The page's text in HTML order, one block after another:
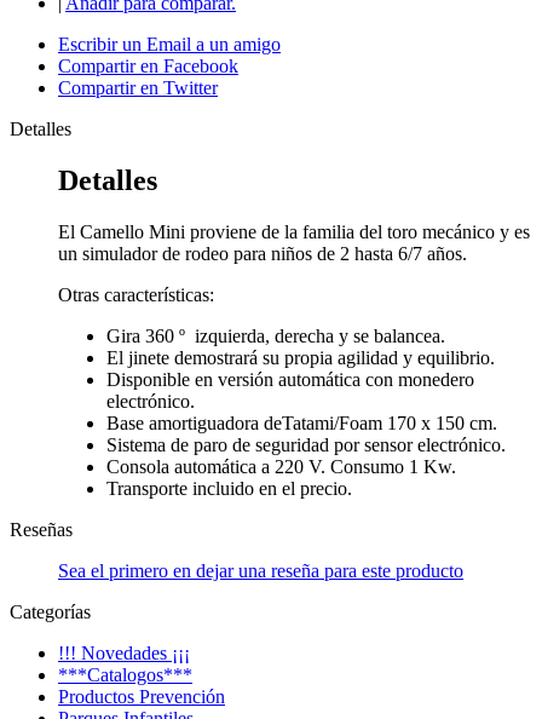
Escribir un Email a un amigo
Compartir en Facebook
Compartir en Twitter
Detalles
Detalles
El Camello Mini proviene de la familia del toro mecánico y es
un simulador de rodeo para niños de 2 hasta 6/7 años.
Otras características:
Gira 360 º izquierda, derecha y se balancea.
El jinete demostrará su propia agilidad y equilibrio.
Disponible en versión automática con monedero
electrónico.
Base amortiguadora deTatami/Foam 170 x 150 cm.
Sistema de paro de seguridad por sensor electrónico.
Consola automática a 220 V. Consumo 1 Kw.
Transporte incluido en el precio.
Reseñas
Sea el primero en dejar una reseña para este producto
Categorías
!!! Novedades ¡¡¡
***Catalogos***
Productos Prevención